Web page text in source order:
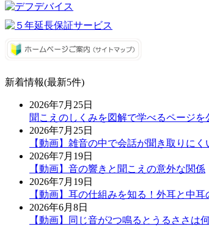
新着情報(最新5件)
2026年7月25日
聞こえのしくみを図解で学べるページを
2026年7月25日
【動画】雑音の中で会話が聞き取りにく
2026年7月19日
【動画】音の響きと聞こえの意外な関係
2026年7月19日
【動画】耳の仕組みを知る！外耳と中耳
2026年6月8日
【動画】同じ音が2つ鳴るとうるささは